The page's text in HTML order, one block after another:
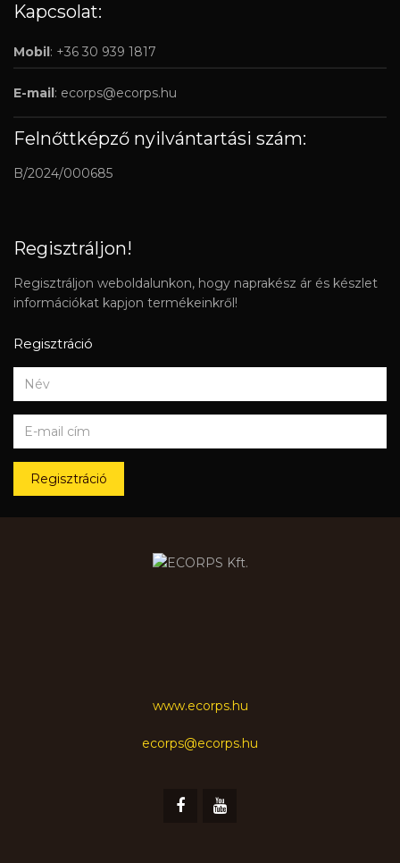
Kapcsolat:
Mobil: +36 30 939 1817
E-mail: ecorps@ecorps.hu
Felnőttképző nyilvántartási szám:
B/2024/000685
Regisztráljon!
Regisztráljon weboldalunkon, hogy naprakész ár és készlet
információkat kapjon termékeinkről!
Regisztráció
Regisztráció
www.ecorps.hu
ecorps@ecorps.hu